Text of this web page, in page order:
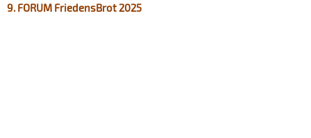
9. FORUM FriedensBrot 2025